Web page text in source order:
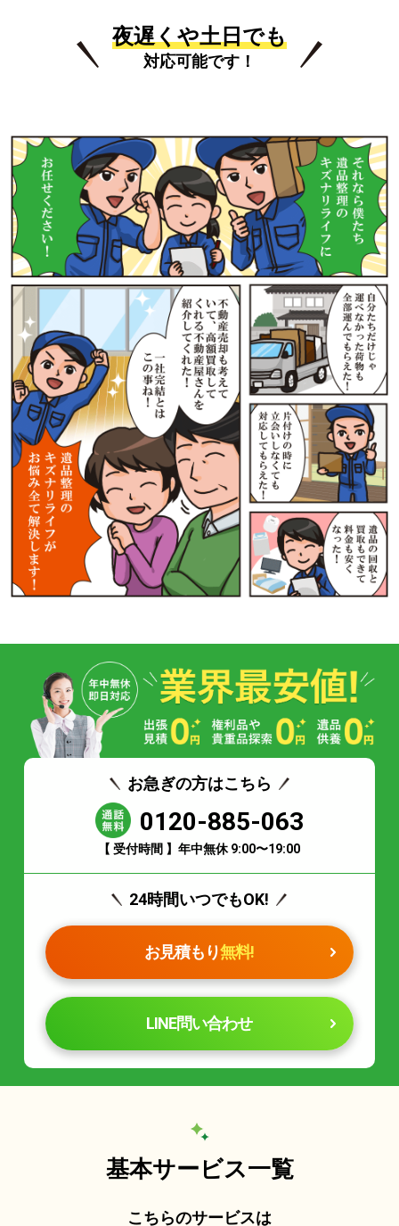
夜遅くや土日でも
対応可能です！
お急ぎの方はこちら
0120-885-063
【 受付時間 】年中無休 9:00〜19:00
24時間いつでもOK!
お見積もり無料!
LINE問い合わせ
基本サービス一覧
こちらのサービスは